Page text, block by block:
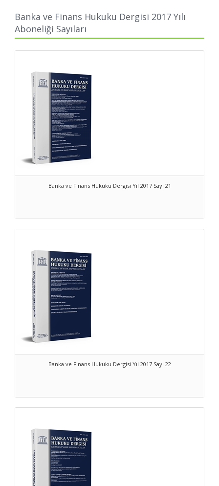
around the globe.
Banka ve Finans Hukuku Dergisi 2017 Yılı
Aboneliği Sayıları
Banka ve Finans Hukuku Dergisi Yıl 2017 Sayı 21
Banka ve Finans Hukuku Dergisi Yıl 2017 Sayı 22